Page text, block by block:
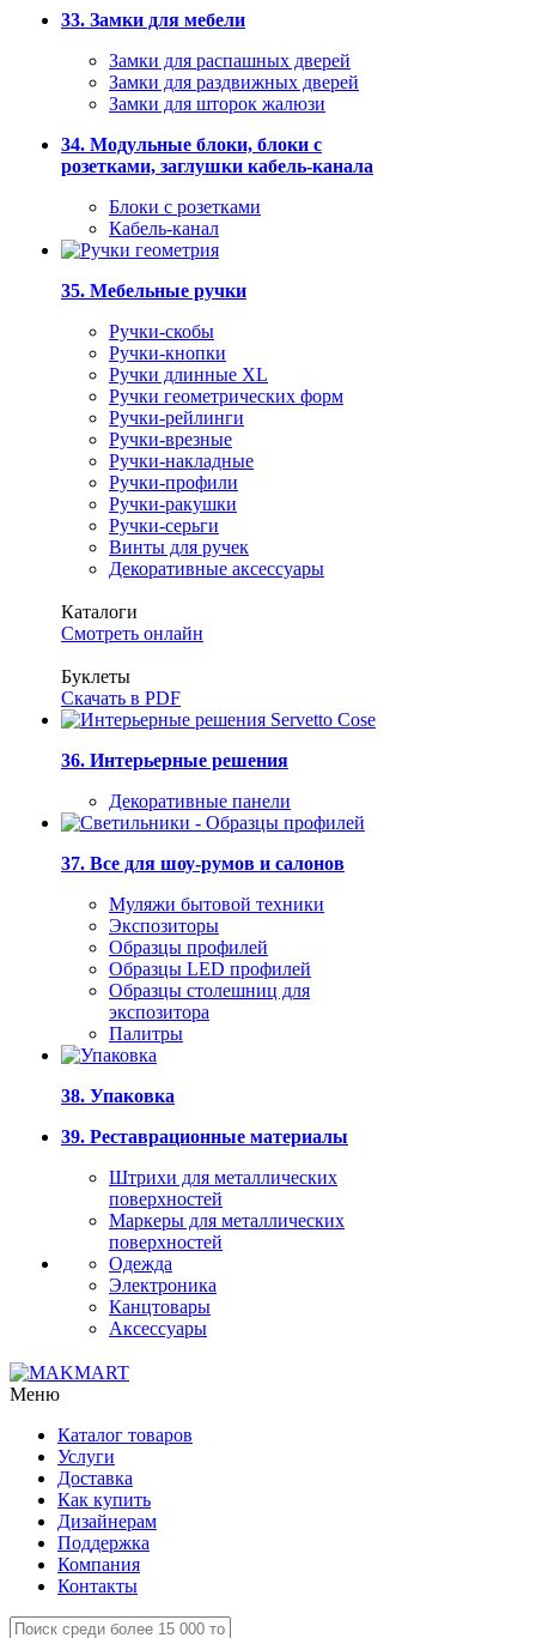
33. Замки для мебели
Замки для распашных дверей
Замки для раздвижных дверей
Замки для шторок жалюзи
34. Модульные блоки, блоки с
розетками, заглушки кабель-канала
Блоки с розетками
Кабель-канал
35. Мебельные ручки
Ручки-скобы
Ручки-кнопки
Ручки длинные XL
Ручки геометрических форм
Ручки-рейлинги
Ручки-врезные
Ручки-накладные
Ручки-профили
Ручки-ракушки
Ручки-серьги
Винты для ручек
Декоративные аксессуары
Каталоги
Смотреть онлайн
Буклеты
Скачать в PDF
36. Интерьерные решения
Декоративные панели
37. Все для шоу-румов и салонов
Муляжи бытовой техники
Экспозиторы
Образцы профилей
Образцы LED профилей
Образцы столешниц для
экспозитора
Палитры
38. Упаковка
39. Реставрационные материалы
Штрихи для металлических
поверхностей
Маркеры для металлических
поверхностей
Одежда
Электроника
Канцтовары
Аксессуары
Меню
Каталог товаров
Услуги
Доставка
Как купить
Дизайнерам
Поддержка
Компания
Контакты